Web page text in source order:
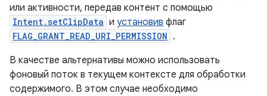
или активности, передав контент с помощью
Intent.setClipData и установив флаг
FLAG_GRANT_READ_URI_PERMISSION .
В качестве альтернативы можно использовать
фоновый поток в текущем контексте для обработки
содержимого. В этом случае необходимо